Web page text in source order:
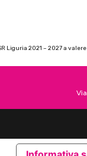
Liguria 2021 – 2027 a